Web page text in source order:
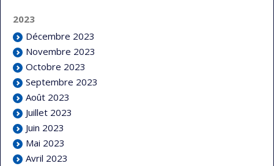
2023
Décembre 2023
Novembre 2023
Octobre 2023
Septembre 2023
Août 2023
Juillet 2023
Juin 2023
Mai 2023
Avril 2023